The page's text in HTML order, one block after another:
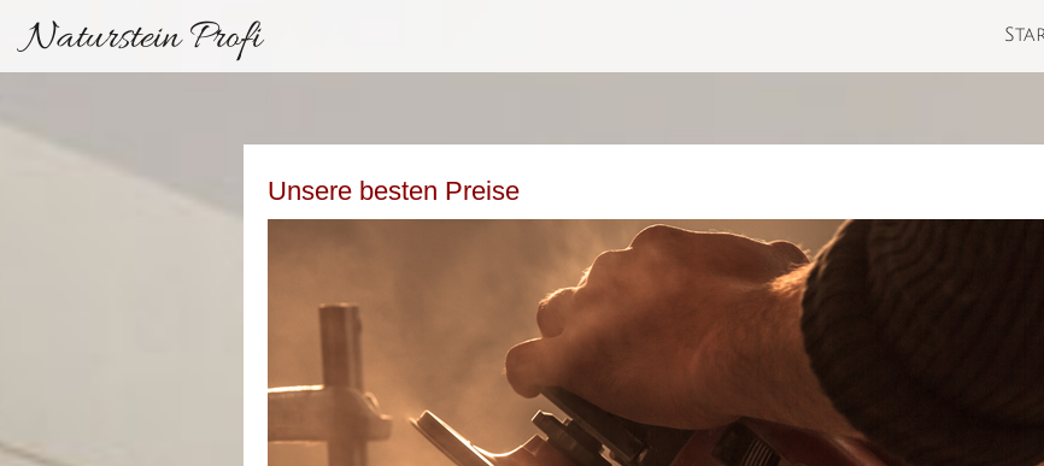
Naturstein Profi
Unsere besten Preise